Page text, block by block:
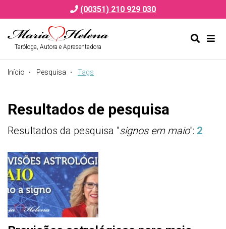
(00351) 210 929 030
Taróloga, Autora e Apresentadora
Início Pesquisa Tags
Resultados de pesquisa
Resultados da pesquisa "signos em maio": 2